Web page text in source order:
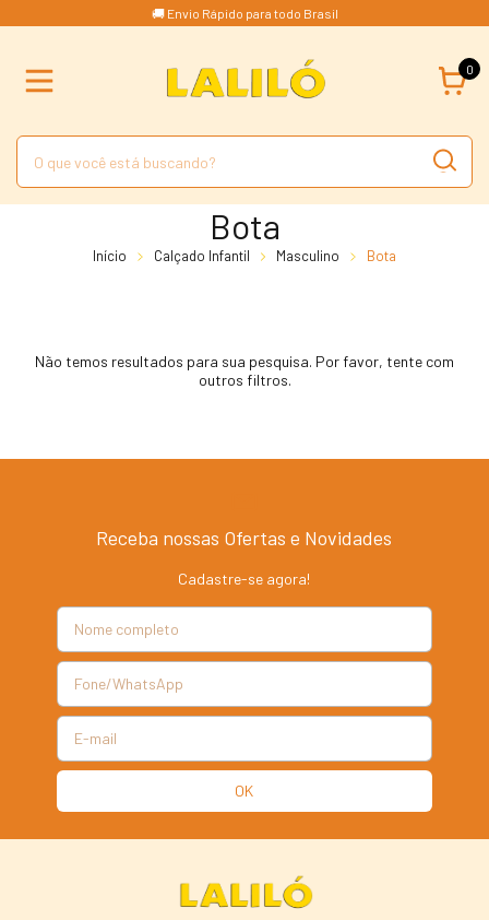
🚚 Envio Rápido para todo Brasil
0
Bota
Início Calçado Infantil Masculino Bota
Não temos resultados para sua pesquisa. Por favor, tente com
outros filtros.
Receba nossas Ofertas e Novidades
Cadastre-se agora!